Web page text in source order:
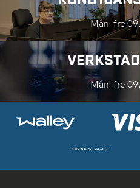
Mån-fre
Mån-fre